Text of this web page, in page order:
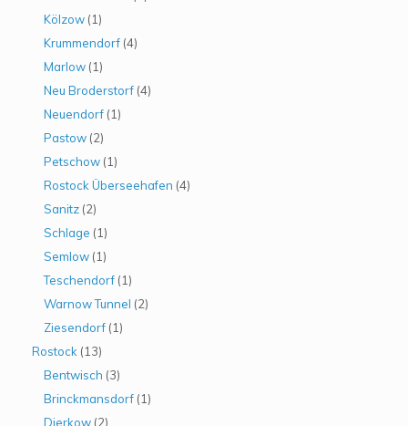
Kölzow (1)
Krummendorf (4)
Marlow (1)
Neu Broderstorf (4)
Neuendorf (1)
Pastow (2)
Petschow (1)
Rostock Überseehafen (4)
Sanitz (2)
Schlage (1)
Semlow (1)
Teschendorf (1)
Warnow Tunnel (2)
Ziesendorf (1)
Rostock (13)
Bentwisch (3)
Brinckmansdorf (1)
Dierkow (2)